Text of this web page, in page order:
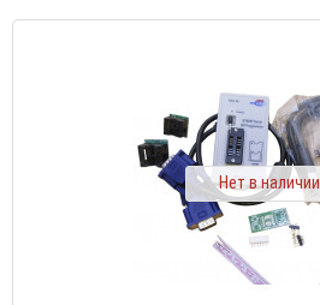
Нет в наличии